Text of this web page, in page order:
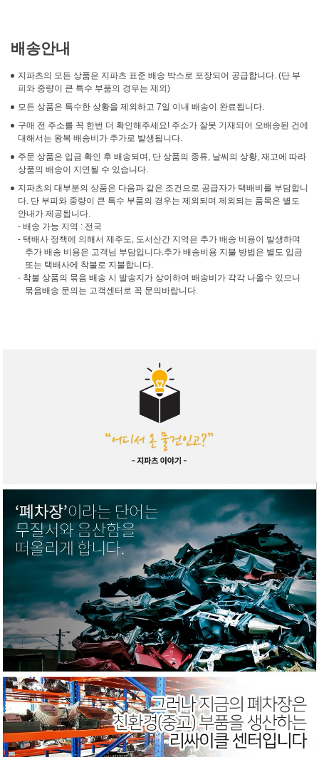
배송안내
지파츠의 모든 상품은 지파츠 표준 배송 박스로 포장되어 공급합니다. (단 부
피와 중량이 큰 특수 부품의 경우는 제외)
모든 상품은 특수한 상황을 제외하고 7일 이내 배송이 완료됩니다.
구매 전 주소를 꼭 한번 더 확인해주세요! 주소가 잘못 기재되어 오배송된 건에
대해서는 왕복 배송비가 추가로 발생됩니다.
주문 상품은 입금 확인 후 배송되며, 단 상품의 종류, 날씨의 상황, 재고에 따라
상품의 배송이 지연될 수 있습니다.
지파츠의 대부분의 상품은 다음과 같은 조건으로 공급자가 택배비를 부담합니
다. 단 부피와 중량이 큰 특수 부품의 경우는 제외되며 제외되는 품목은 별도
안내가 제공됩니다.
- 배송 가능 지역 : 전국
- 택배사 정책에 의해서 제주도, 도서산간 지역은 추가 배송 비용이 발생하며
추가 배송 비용은 고객님 부담입니다.추가 배송비용 지불 방법은 별도 입금
또는 택배사에 착불로 지불합니다.
- 착불 상품의 묶음 배송 시 발송지가 상이하여 배송비가 각각 나올수 있으니
묶음배송 문의는 고객센터로 꼭 문의바랍니다.